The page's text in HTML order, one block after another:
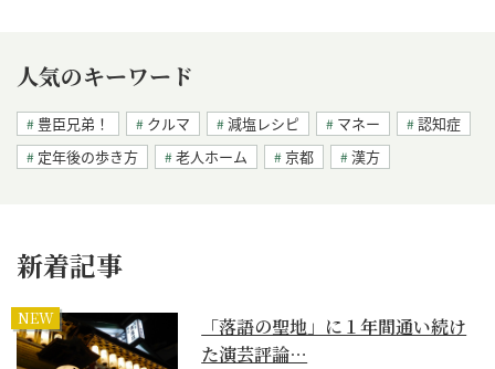
人気のキーワード
豊臣兄弟！ クルマ 減塩レシピ マネー
認知症
定年後の歩き方
老人ホーム 京都 漢方
新着記事
NEW
「落語の聖地」に１年間通い続け
た演芸評論…